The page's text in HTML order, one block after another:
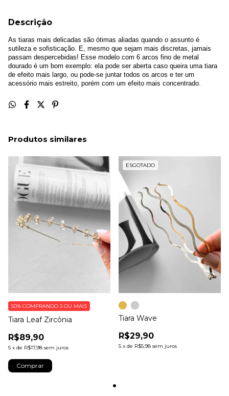
Descrição
As tiaras mais delicadas são ótimas aliadas quando o assunto é
sutileza e sofisticação. E, mesmo que sejam mais discretas, jamais
passam despercebidas! Esse modelo com 6 arcos fino de metal
dourado é um bom exemplo: ela pode ser aberta caso queira uma tiara
de efeito mais largo, ou pode-se juntar todos os arcos e ter um
acessório mais estreito, porém com um efeito mais concentrado.
Produtos similares
Tiara Leaf Zircônia
R$89,90
5 x de R$17,98 sem juros
50% COMPRANDO 3 OU MAIS
Comprar
ESGOTADO
Tiara Wave
R$29,90
5 x de R$5,98 sem juros